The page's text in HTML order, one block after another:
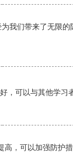
我们带来了无限的
，可以与其他学习
高，可以加强防护